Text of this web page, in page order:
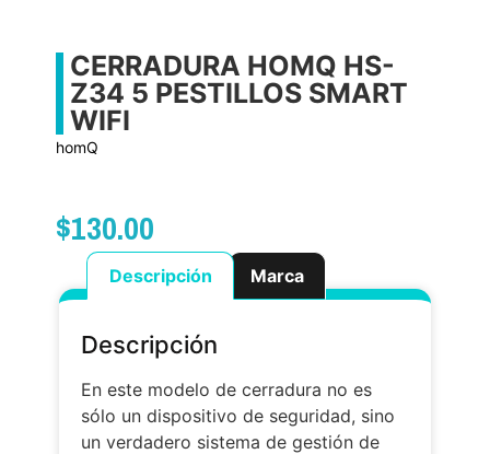
CERRADURA HOMQ HS-
Z34 5 PESTILLOS SMART
WIFI
homQ
$130.00
Descripción Marca
Descripción
En este modelo de cerradura no es
sólo un dispositivo de seguridad, sino
un verdadero sistema de gestión de